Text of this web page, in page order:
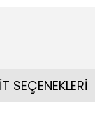
SEÇENEKLERİ